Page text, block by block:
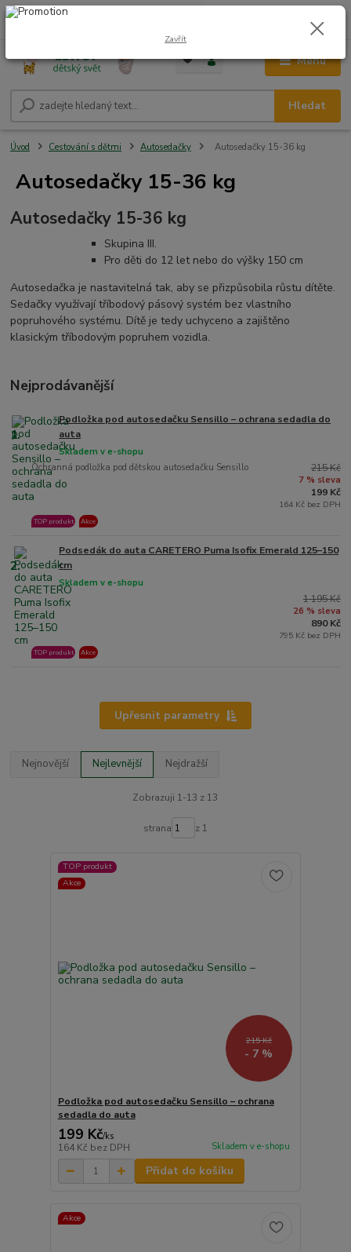
Menu
Hledat
+420 604 278 943 0,00 Kč
Úvod Cestování s dětmi Autosedačky Autosedačky 15-36 kg
Autosedačky 15-36 kg
Autosedačky 15-36 kg
Skupina III.
Pro děti do 12 let nebo do výšky 150 cm
Autosedačka je nastavitelná tak, aby se přizpůsobila růstu dítěte.
Sedačky využívají tříbodový pásový systém bez vlastního
popruhového systému. Dítě je tedy uchyceno a zajištěno
klasickým tříbodovým popruhem vozidla.
Nejprodávanější
1.
Podložka pod autosedačku Sensillo – ochrana sedadla do
auta
Ochranná podložka pod dětskou autosedačku Sensillo
Skladem v e-shopu
TOP produkt Akce
215 Kč
7 % sleva
199 Kč
164 Kč bez DPH
2.
Podsedák do auta CARETERO Puma Isofix Emerald 125–150
cm
Skladem v e-shopu
TOP produkt Akce
1 195 Kč
26 % sleva
890 Kč
795 Kč bez DPH
Upřesnit parametry
Nejnovější Nejlevnější Nejdražší
Zobrazuji 1-13 z 13
strana z 1
TOP produkt
Akce
215 Kč
- 7 %
Podložka pod autosedačku Sensillo – ochrana
sedadla do auta
199 Kč/ks
164 Kč bez DPH Skladem v e-shopu
Přidat do košíku
Akce
Zavřít